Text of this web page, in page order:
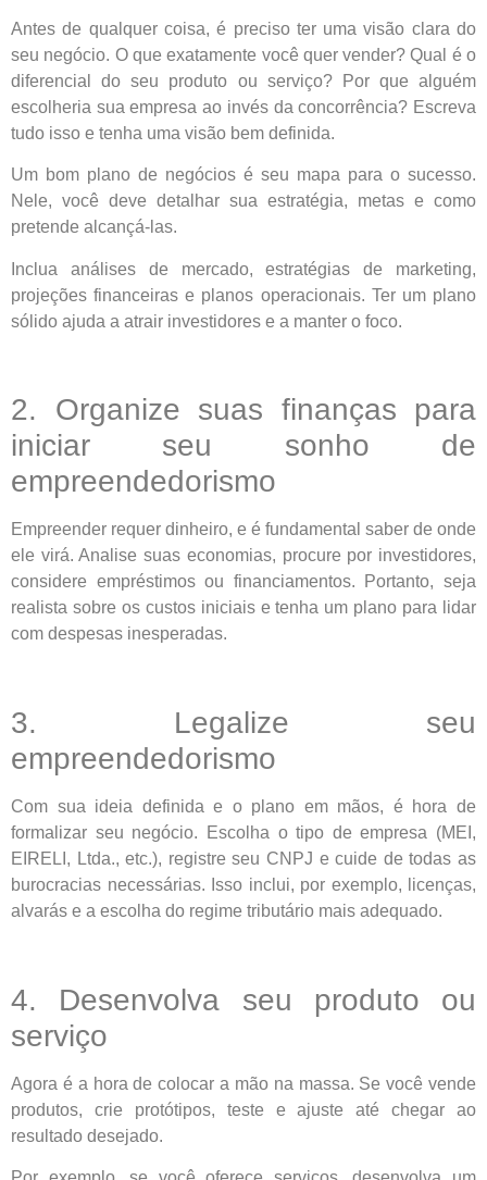
Antes de qualquer coisa, é preciso ter uma visão clara do
seu negócio. O que exatamente você quer vender? Qual é o
diferencial do seu produto ou serviço? Por que alguém
escolheria sua empresa ao invés da concorrência? Escreva
tudo isso e tenha uma visão bem definida.
Um bom plano de negócios é seu mapa para o sucesso.
Nele, você deve detalhar sua estratégia, metas e como
pretende alcançá-las.
Inclua análises de mercado, estratégias de marketing,
projeções financeiras e planos operacionais. Ter um plano
sólido ajuda a atrair investidores e a manter o foco.
2. Organize suas finanças para
iniciar seu sonho de
empreendedorismo
Empreender requer dinheiro, e é fundamental saber de onde
ele virá. Analise suas economias, procure por investidores,
considere empréstimos ou financiamentos. Portanto, seja
realista sobre os custos iniciais e tenha um plano para lidar
com despesas inesperadas.
3. Legalize seu
empreendedorismo
Com sua ideia definida e o plano em mãos, é hora de
formalizar seu negócio. Escolha o tipo de empresa (MEI,
EIRELI, Ltda., etc.), registre seu CNPJ e cuide de todas as
burocracias necessárias. Isso inclui, por exemplo, licenças,
alvarás e a escolha do regime tributário mais adequado.
4. Desenvolva seu produto ou
serviço
Agora é a hora de colocar a mão na massa. Se você vende
produtos, crie protótipos, teste e ajuste até chegar ao
resultado desejado.